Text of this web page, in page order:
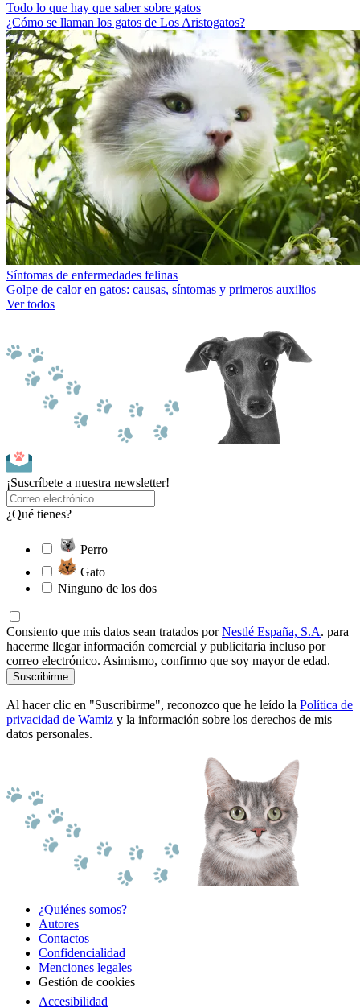
Todo lo que hay que saber sobre gatos
¿Cómo se llaman los gatos de Los Aristogatos?
Síntomas de enfermedades felinas
Golpe de calor en gatos: causas, síntomas y primeros auxilios
Ver todos
¡Suscríbete a nuestra newsletter!
¿Qué tienes?
Perro
Gato
Ninguno de los dos
Consiento que mis datos sean tratados porNestlé España, S.A. para
hacerme llegar información comercial y publicitaria incluso por
correo electrónico. Asimismo, confirmo que soy mayor de edad.
Suscribirme
Al hacer clic en "Suscribirme", reconozco que he leído la Política de
privacidad de Wamiz y la información sobre los derechos de mis
datos personales.
¿Quiénes somos?
Autores
Contactos
Confidencialidad
Menciones legales
Gestión de cookies
Accesibilidad